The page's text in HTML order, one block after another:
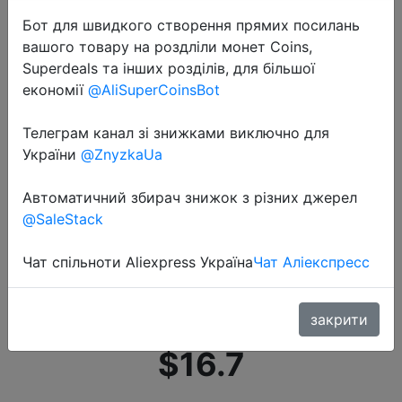
2022-07-06
Женский Большой Вместительный
рюкзак, кошельки,
Высококачественная кожаная
школьные сумки, дорожный
$16.7
Бот для швидкого створення прямих посилань
вашого товару на роздліли монет Coins,
Superdeals та інших розділів, для більшої
економії @AliSuperCoinsBot
Телеграм канал зі знижками виключно для
України @ZnyzkaUa
Автоматичний збирач знижок з різних джерел
@SaleStack
Чат спільноти Aliexpress УкраїнаЧат Аліекспресс
закрити